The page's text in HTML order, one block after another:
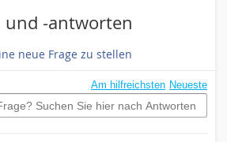
und -antworten
neue Frage zu stellen
Neueste
Am hilfreichsten